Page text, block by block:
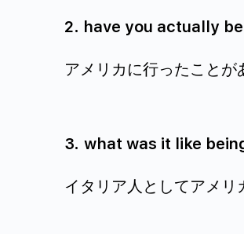
2. have you actually
アメリカに行ったことが
3. what was it like
イタリア人としてアメリ